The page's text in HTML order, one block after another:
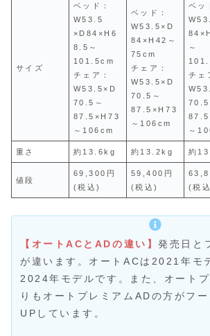
サイズ
ベッド：
W53.5
×D84×H6
8.5～
101.5cm
チェア：
W53.5×D
70.5～
87.5×H73
～106cm
ベッド：
W53.5×D
84×H42～
75cm
チェア：
W53.5×D
70.5～
87.5×H73
～106cm
ベッ
～
チェ
70.5
～
重さ 約13.6kg 約13.2kg 約
値段
69,300円
(税込)
59,400円
(税込)
(税
【オートACとADの違い】発売日と
が違います。オートACは2021年モ
2024年モデルです。また、オート
りもオートプレミアムADの方がフ
UPしています。